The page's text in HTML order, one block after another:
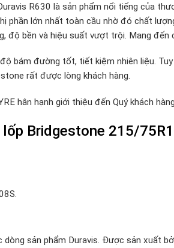
R630 là sản phẩm nổi tiếng của
phần lớn nhất toàn cầu nhờ đó chất
độ bền và hiệu suất vượt trội. Mang đến
bám đường tốt, tiết kiệm nhiên liệu.
rất được lòng khách hàng.
hân hạnh giới thiệu đến Quý khách
Bridgestone 215/
sản phẩm Duravis. Được sản xuất